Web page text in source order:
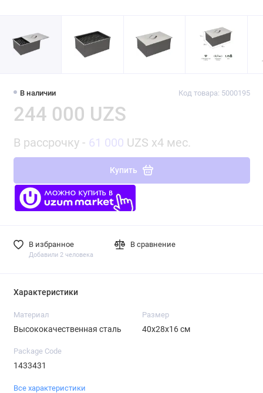
В наличии Код товара: 5000195
244 000 UZS
В рассрочку - 61 000 UZS x4 мес.
Купить
В избранное
Добавили 2 человека
В сравнение
Характеристики
Материал
Высококачественная сталь
Размер
40х28х16 см
Package Code
1433431
Все характеристики